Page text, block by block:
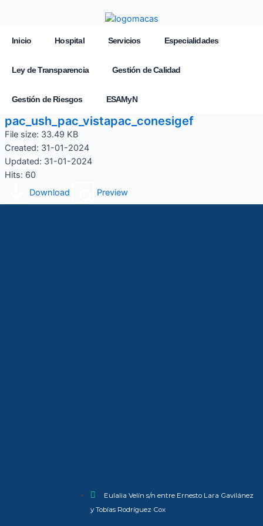
Inicio Hospital Servicios Especialidades
Ley de Transparencia Gestión de Calidad
Gestión de Riesgos ESAMyN
pac_ush_pac_vistapac_conesigef
File size: 33.49 KB
Created: 31-01-2024
Updated: 31-01-2024
Hits: 60
Download
Preview
Eulalia Velín s/n entre Ernesto Lara Gavilánez
y Tobías Rodríguez Cox